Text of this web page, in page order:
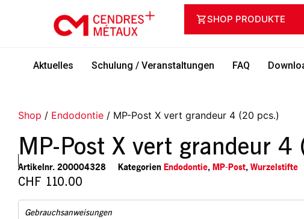
SHOP PRODUKTE
Aktuelles Schulung / Veranstaltungen FAQ
Shop / Endodontie / MP-Post X vert grandeur 4 (20 pcs.)
MP-Post X vert grandeur 4
Artikelnr. 200004328 Kategorien Endodontie, MP-Post, Wurzelstifte
CHF 110.00
Gebrauchsanweisungen